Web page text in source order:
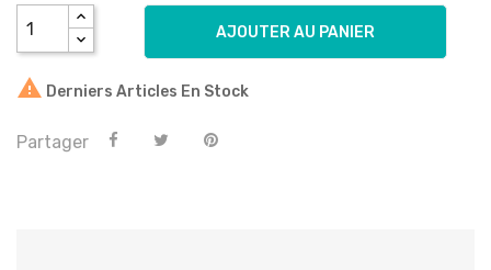
AJOUTER AU PANIER
 Derniers Articles En Stock
Partager